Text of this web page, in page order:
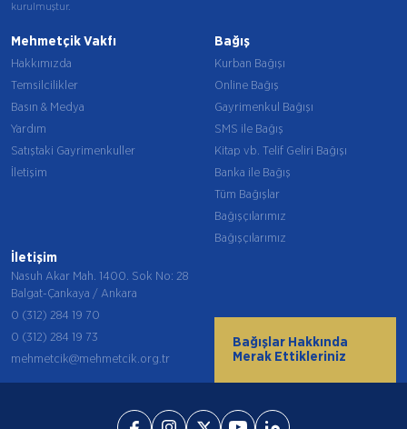
kurulmuştur.
Mehmetçik Vakfı
Hakkımızda
Temsilcilikler
Basın & Medya
Yardım
Satıştaki Gayrimenkuller
İletişim
Bağış
Kurban Bağışı
Online Bağış
Gayrimenkul Bağışı
SMS ile Bağış
Kitap vb. Telif Geliri Bağışı
Banka ile Bağış
Tüm Bağışlar
Bağışçılarımız
Bağışçılarımız
İletişim
Nasuh Akar Mah. 1400. Sok No: 28
Balgat-Çankaya / Ankara
0 (312) 284 19 70
0 (312) 284 19 73
mehmetcik@mehmetcik.org.tr
Bağışlar Hakkında
Merak Ettikleriniz